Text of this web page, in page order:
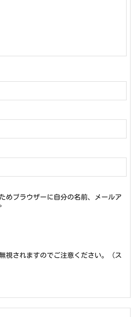
めブラウザーに自分の名前、メールア
視されますのでご注意ください。（ス